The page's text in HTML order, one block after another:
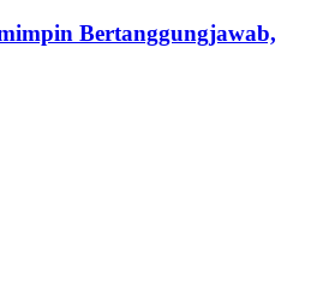
Bertanggungjawab,